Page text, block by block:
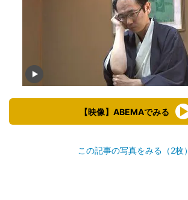
【映像】ABEMAでみる
この記事の写真をみる（2枚）